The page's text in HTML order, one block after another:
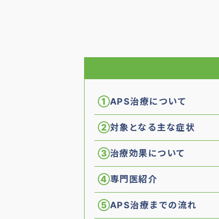
①APS治療について
②対象となる主な症状
③治療効果について
④専門医紹介
⑤APS治療までの流れ